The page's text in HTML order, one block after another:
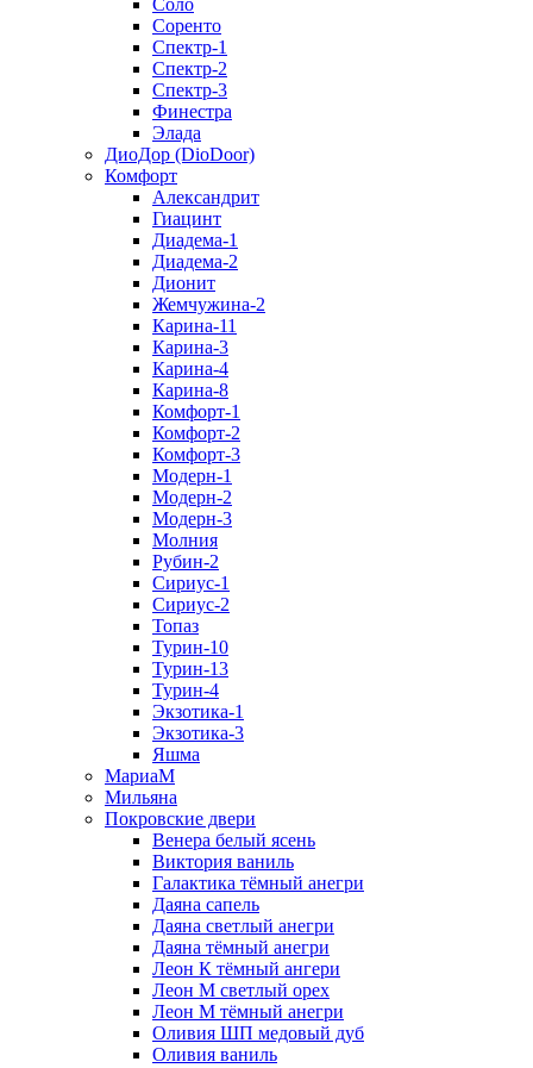
Соло
Соренто
Спектр-1
Спектр-2
Спектр-3
Финестра
Элада
ДиоДор (DioDoor)
Комфорт
Алекcандрит
Гиацинт
Диадема-1
Диадема-2
Дионит
Жемчужина-2
Карина-11
Карина-3
Карина-4
Карина-8
Комфорт-1
Комфорт-2
Комфорт-3
Модерн-1
Модерн-2
Модерн-3
Молния
Рубин-2
Сириус-1
Сириус-2
Топаз
Турин-10
Турин-13
Турин-4
Экзотика-1
Экзотика-3
Яшма
МариаМ
Мильяна
Покровские двери
Венера белый ясень
Виктория ваниль
Галактика тёмный анегри
Даяна сапель
Даяна светлый анегри
Даяна тёмный анегри
Леон К тёмный ангери
Леон М светлый орех
Леон М тёмный анегри
Оливия ШП медовый дуб
Оливия ваниль